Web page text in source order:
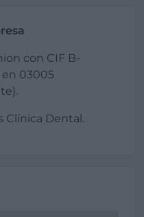
con CIF B-
en 03005
Clínica Dental.